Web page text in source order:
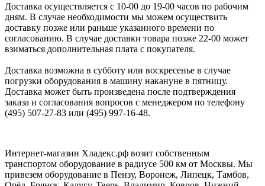
Доставка осуществляется с 10-00 до 19-00 часов по рабочим
дням. В случае необходимости мы можем осуществить
доставку позже или раньше указанного времени по
согласованию. В случае доставки товара позже 22-00 может
взиматься дополнительная плата с покупателя.
Доставка возможна в субботу или воскресенье в случае
погрузки оборудования в машину накануне в пятницу.
Доставка может быть произведена после подтверждения
заказа и согласования вопросов с менеджером по телефону
(495) 507-27-83 или (495) 997-16-48.
Интернет-магазин Хладекс.рф возит собственным
транспортом оборудование в радиусе 500 км от Москвы. Мы
привезем оборудование в Пензу, Воронеж, Липецк, Тамбов,